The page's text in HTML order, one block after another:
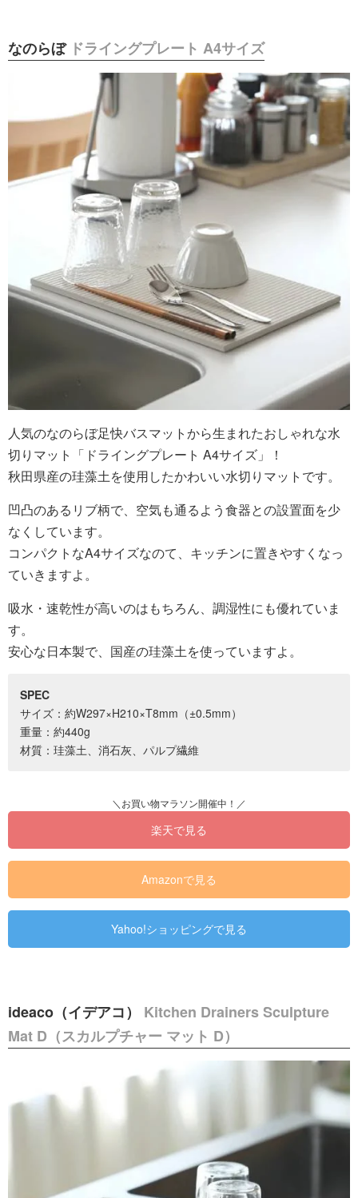
なのらぼ ドライングプレート A4サイズ
人気のなのらぼ足快バスマットから生まれたおしゃれな水
切りマット「ドライングプレート A4サイズ」！
秋田県産の珪藻土を使用したかわいい水切りマットです。
凹凸のあるリブ柄で、空気も通るよう食器との設置面を少
なくしています。
コンパクトなA4サイズなのて、キッチンに置きやすくなっ
ていきますよ。
吸水・速乾性が高いのはもちろん、調湿性にも優れていま
す。
安心な日本製で、国産の珪藻土を使っていますよ。
SPEC
サイズ：約W297×H210×T8mm（±0.5mm）
重量：約440g
材質：珪藻土、消石灰、パルプ繊維
楽天で見る
Amazonで見る
Yahoo!ショッピングで見る
ideaco（イデアコ） Kitchen Drainers Sculpture
Mat D（スカルプチャー マット D）